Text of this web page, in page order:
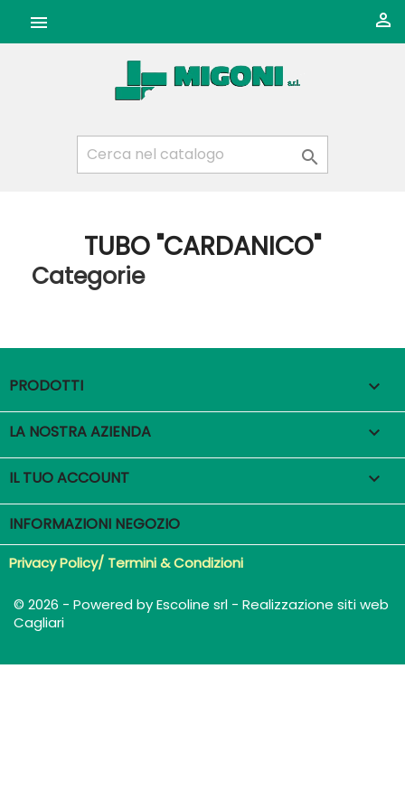
 

TUBO "CARDANICO"
Categorie
PRODOTTI 
LA NOSTRA AZIENDA 
IL TUO ACCOUNT 
INFORMAZIONI NEGOZIO
Privacy Policy/ Termini & Condizioni
© 2026 - Powered by Escoline srl - Realizzazione siti web
Cagliari